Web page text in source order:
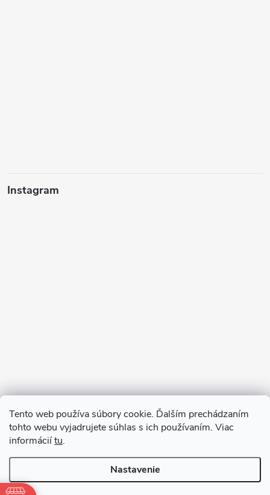
Tento web používa súbory cookie. Ďalším prechádzaním
tohto webu vyjadrujete súhlas s ich používaním. Viac
informáciítu.
Nastavenie
Instagram
Sledovať na Instagrame